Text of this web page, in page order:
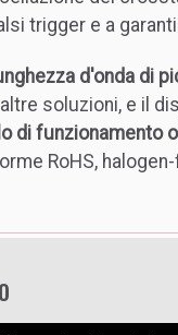
trigger e a
d'onda di
soluzioni, e il
di funzionamento
RoHS,